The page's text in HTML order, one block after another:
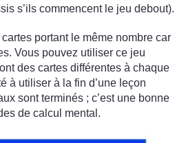
s’ils commencent le jeu debout).
portant le même nombre car
Vous pouvez utiliser ce jeu
des cartes différentes à chaque
à utiliser à la fin d’une leçon
sont terminés ; c’est une bonne
de calcul mental.